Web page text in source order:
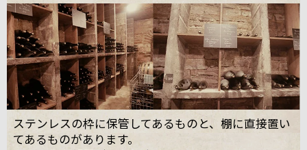
ステンレスの枠に保管してあるものと、棚に直接置い
てあるものがあります。